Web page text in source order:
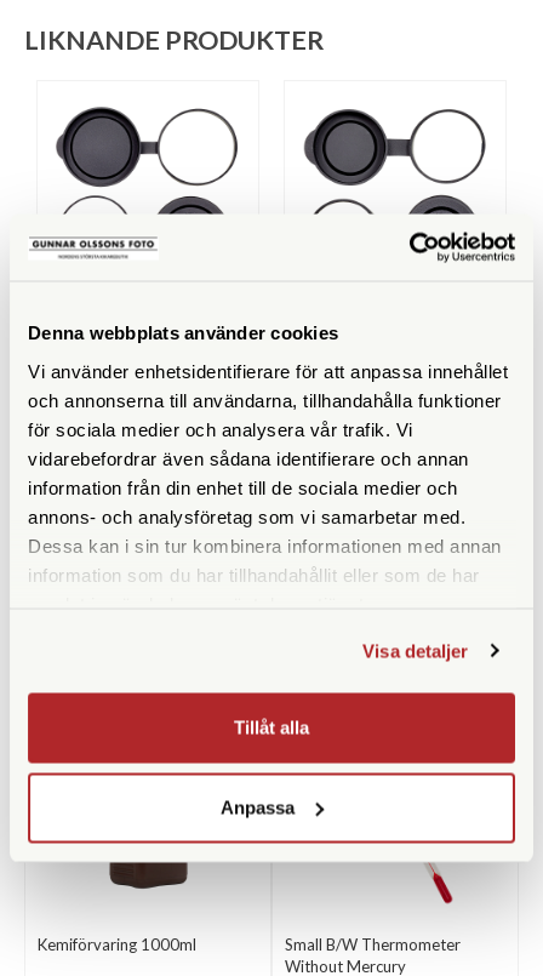
Denna webbplats använder cookies
Vi använder enhetsidentifierare för att anpassa innehållet
och annonserna till användarna, tillhandahålla funktioner
för sociala medier och analysera vår trafik. Vi
vidarebefordrar även sådana identifierare och annan
information från din enhet till de sociala medier och
annons- och analysföretag som vi samarbetar med.
Dessa kan i sin tur kombinera informationen med annan
information som du har tillhandahållit eller som de har
Visa detaljer
Tillåt alla
Anpassa
LIKNANDE PRODUKTER
Opticron Frontlock 50 L
(60-62mm) (31051)
Tillfälligt slut
195 SEK
LÄS MER
KÖP
(42-44mm) (31050)
Finns i lager
195 SEK
LÄS MER
KÖP
Kemiförvaring 1000ml
Small B/W Thermometer
Without Mercury